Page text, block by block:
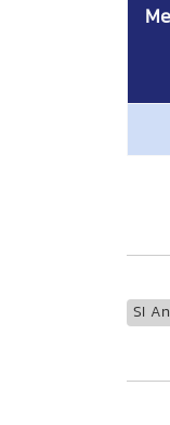
SI